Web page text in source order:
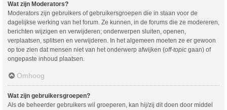
Wat zijn Moderators?
Moderators zijn gebruikers of gebruikersgroepen die in staan voor de
dagelijkse werking van het forum. Ze kunnen, in de forums die ze modereren,
berichten wijzigen en verwijderen; onderwerpen sluiten, openen,
verplaatsen, splitsen en verwijderen. In het algemeen moeten ze er gewoon
op toe zien dat mensen niet van het onderwerp afwijken (off-topic gaan) of
ongepaste inhoud plaatsen.
Omhoog
Wat zijn gebruikersgroepen?
Als de beheerder gebruikers wil groeperen, kan hij/zij dit doen door middel